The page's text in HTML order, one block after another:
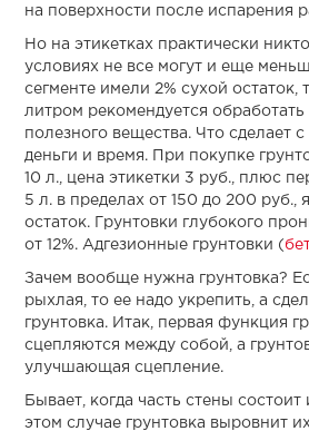
на поверхности после испарения
Но на этикетках практически
условиях не все могут и еще
сегменте имели 2% сухой остаток,
литром рекомендуется обработать
полезного вещества. Что сделает
деньги и время. При покупке
10 л., цена этикетки 3 руб., плюс
5 л. в пределах от 150 до 200 руб.,
остаток. Грунтовки глубокого
от 12%. Адгезионные грунтовки (
Зачем вообще нужна грунтовка?
рыхлая, то ее надо укрепить, а
грунтовка. Итак, первая функция
сцепляются между собой, а
улучшающая сцепление.
Бывает, когда часть стены
этом случае грунтовка выровнит